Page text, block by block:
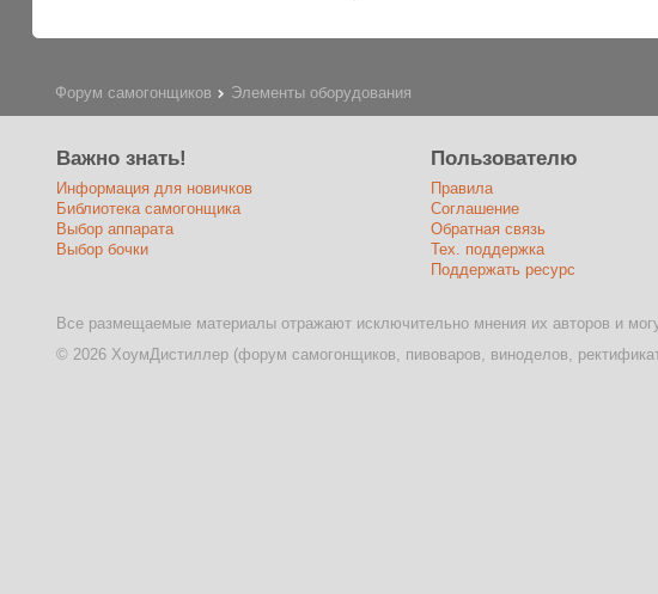
Форум самогонщиков Элементы оборудования
Важно знать!
Информация для новичков
Библиотека самогонщика
Выбор аппарата
Выбор бочки
Пользователю
Правила
Соглашение
Обратная связь
Тех. поддержка
Поддержать ресурс
Все размещаемые материалы отражают исключительно мнения их авторов и
© 2026 ХоумДистиллер (форум самогонщиков, пивоваров, виноделов,